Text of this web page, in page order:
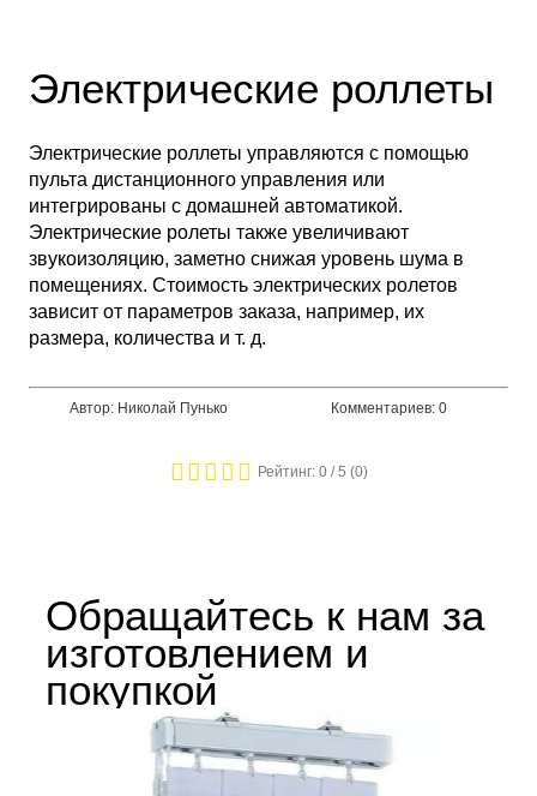
Электрические роллеты
Электрические роллеты управляются с помощью
пульта дистанционного управления или
интегрированы с домашней автоматикой.
Электрические ролеты также увеличивают
звукоизоляцию, заметно снижая уровень шума в
помещениях. Стоимость электрических ролетов
зависит от параметров заказа, например, их
размера, количества и т. д.
Автор: Николай Пунько Комментариев: 0
Рейтинг: 0/ 5 (0)
Обращайтесь к нам за
изготовлением и
покупкой